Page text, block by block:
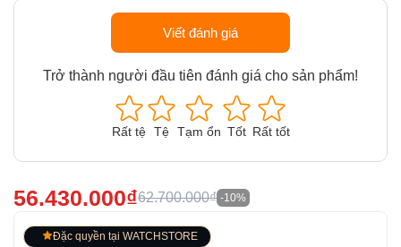
Viết đánh giá
Trở thành người đầu tiên đánh giá cho sản phẩm!
Rất tệ Tệ Tạm ổn Tốt Rất tốt
56.430.000₫62.700.000₫ -10%
Đặc quyền tại WATCHSTORE